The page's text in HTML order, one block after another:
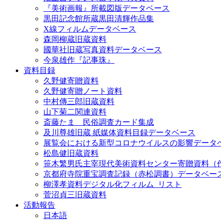
『美術画報』所載図版データベース
黒田記念館所蔵黒田清輝作品集
X線フィルムデータベース
森岡柳蔵旧蔵資料
國華社旧蔵写真資料データベース
今泉雄作『記事珠』
資料目録
久野健寄贈資料
久野健寄贈ノート資料
中村傳三郎旧蔵資料
山下菊二関連資料
斎藤たま 民俗調査カード集成
及川尊雄旧蔵 紙媒体資料目録データベース
展覧会における新型コロナウイルスの影響データ
松島健旧蔵資料
笹木繁男氏主宰現代美術資料センター寄贈資料（
京都府寺院重宝調査記録（赤松調書）データベー
柳澤孝資料デジタル化フィルム_リスト
菅沼貞三旧蔵資料
活動報告
日本語